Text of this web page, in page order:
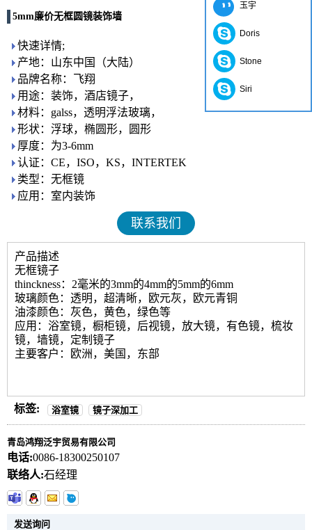
5mm廉价无框圆镜装饰墙
快速详情;
产地：山东中国（大陆）
品牌名称：飞翔
用途：装饰，酒店镜子，
材料：galss，透明浮法玻璃，
形状：浮球，椭圆形，圆形
厚度：为3-6mm
认证：CE，ISO，KS，INTERTEK
类型：无框镜
应用：室内装饰
联系我们
产品描述
无框镜子
thinckness：2毫米的3mm的4mm的5mm的6mm
玻璃颜色：透明，超清晰，欧元灰，欧元青铜
油漆颜色：灰色，黄色，绿色等
应用：浴室镜，橱柜镜，后视镜，放大镜，有色镜，梳妆
镜，墙镜，定制镜子
主要客户：欧洲，美国，东部
标签: 浴室镜 镜子深加工
青岛鸿翔泛宇贸易有限公司
电话:0086-18300250107
联络人:石经理
发送询问
玉宇
Doris
Stone
Siri